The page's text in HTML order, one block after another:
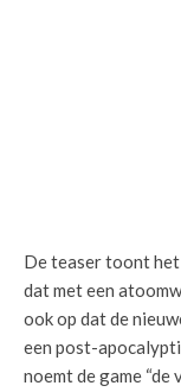
De teaser toont
dat met een
ook op dat de
een post-
noemt de game